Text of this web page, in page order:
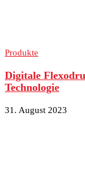
Produkte
Digitale
Technologie
31. August 2023